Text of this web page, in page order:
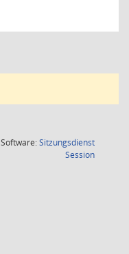
Software:Sitzungsdienst
Session(Wird in